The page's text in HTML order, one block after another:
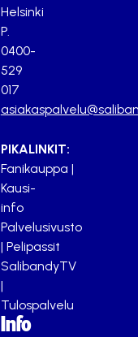
Helsinki
P.
0400-
529
017
PIKALINKIT:
Fanikauppa |
Kausi-
info
Palvelusivusto
| Pelipassit
SalibandyTV
|
Tulospalvelu
Info